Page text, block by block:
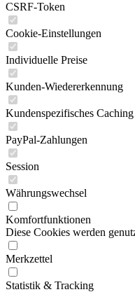
CSRF-Token
Cookie-Einstellungen
Individuelle Preise
Kunden-Wiedererkennung
Kundenspezifisches Caching
PayPal-Zahlungen
Session
Währungswechsel
Komfortfunktionen
Diese Cookies werden
Merkzettel
Statistik & Tracking